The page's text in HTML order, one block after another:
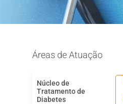
Áreas de Atuação
Núcleo de
Tratamento de
Diabetes